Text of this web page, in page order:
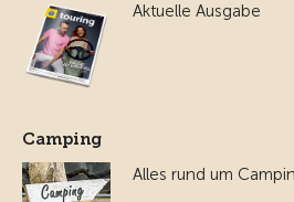
Aktuelle Ausgabe
Camping
Alles rund um